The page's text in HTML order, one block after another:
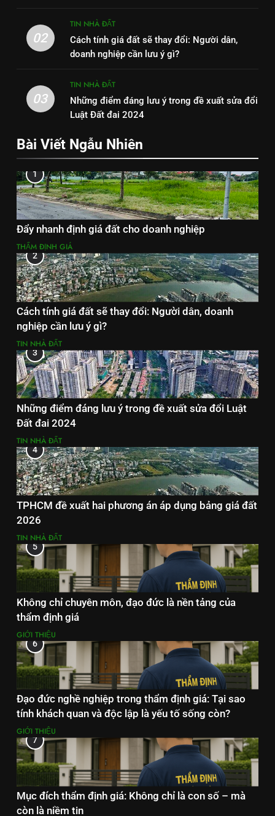
02
TIN NHÀ ĐẤT
Cách tính giá đất sẽ thay đổi: Người dân,
doanh nghiệp cần lưu ý gì?
03
TIN NHÀ ĐẤT
Những điểm đáng lưu ý trong đề xuất sửa đổi
Luật Đất đai 2024
Bài Viết Ngẫu Nhiên
1
Đẩy nhanh định giá đất cho doanh nghiệp
THẨM ĐỊNH GIÁ
2
Cách tính giá đất sẽ thay đổi: Người dân, doanh
nghiệp cần lưu ý gì?
TIN NHÀ ĐẤT
3
Những điểm đáng lưu ý trong đề xuất sửa đổi Luật
Đất đai 2024
TIN NHÀ ĐẤT
4
TPHCM đề xuất hai phương án áp dụng bảng giá đất
2026
TIN NHÀ ĐẤT
5
Không chỉ chuyên môn, đạo đức là nền tảng của
thẩm định giá
GIỚI THIỆU
6
Đạo đức nghề nghiệp trong thẩm định giá: Tại sao
tính khách quan và độc lập là yếu tố sống còn?
GIỚI THIỆU
7
Mục đích thẩm định giá: Không chỉ là con số – mà
còn là niềm tin